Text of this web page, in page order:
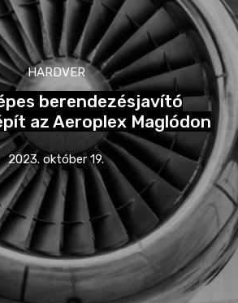
HARDVER
berendezésjavító
az Aeroplex Maglódon
2023. október 19.